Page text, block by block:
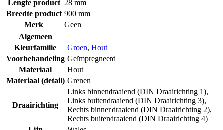
Lengte product 28 mm
Breedte product 900 mm
Merk
Geen
Algemeen
Kleurfamilie
Groen, Hout
Voorbehandeling Geïmpregneerd
Materiaal
Hout
Materiaal (detail) Grenen
Draairichting
Links binnendraaiend (DIN Draairichting 1),
Links buitendraaiend (DIN Draairichting 3),
Rechts binnendraaiend (DIN Draairichting 2),
Rechts buitendraaiend (DIN Draairichting 4)